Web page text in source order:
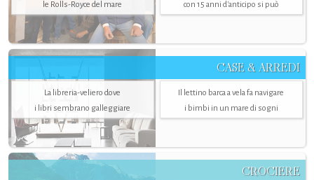
le Rolls-Royce del mare con 15 anni d'anticipo si può
CASE & ARREDI
La libreria-veliero dove
i libri sembrano galleggiare
Il lettino barca a vela fa navigare
i bimbi in un mare di sogni
CROCIERE